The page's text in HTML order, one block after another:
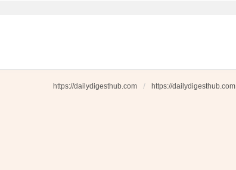
https://dailydigesthub.com https://dailydigesthub.com